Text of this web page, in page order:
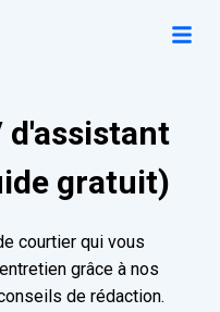
d'assistant
gratuit)
courtier qui vous
grâce à nos
de rédaction.